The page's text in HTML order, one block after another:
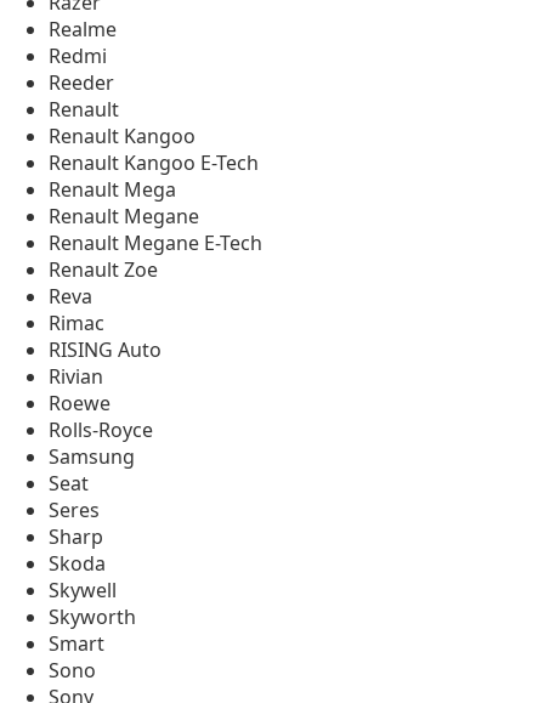
Realme
Redmi
Reeder
Renault
Renault Kangoo
Renault Kangoo E-Tech
Renault Mega
Renault Megane
Renault Megane E-Tech
Renault Zoe
Reva
Rimac
RISING Auto
Rivian
Roewe
Rolls-Royce
Samsung
Seat
Seres
Sharp
Skoda
Skywell
Skyworth
Smart
Sono
Sony